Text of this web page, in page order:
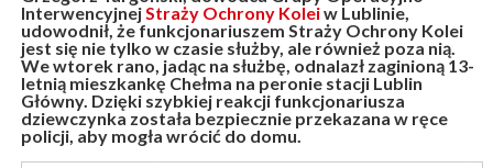
InterwencyjnejStraży Ochrony Koleiw Lublinie,
udowodnił, że funkcjonariuszem Straży Ochrony Kolei
jest się nie tylko w czasie służby, ale również poza nią.
We wtorek rano, jadąc na służbę, odnalazł zaginioną 13-
letnią mieszkankę Chełma na peronie stacji Lublin
Główny. Dzięki szybkiej reakcji funkcjonariusza
dziewczynka została bezpiecznie przekazana w ręce
policji, aby mogła wrócić do domu.